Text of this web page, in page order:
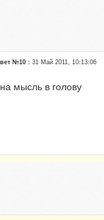
№10 :31 Май 2011, 10:13:06
мысль в голову